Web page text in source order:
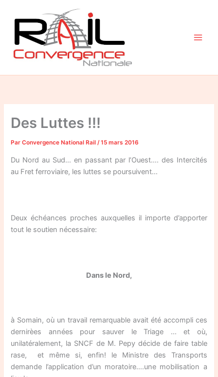
contenu
Des Luttes !!!
ParConvergence National Rail/15 mars 2016
Du Nord au Sud… en passant par l’Ouest…. des Intercités
au Fret ferroviaire, les luttes se poursuivent…
Deux échéances proches auxquelles il importe d’apporter
tout le soutien nécessaire:
Dans le Nord,
à Somain, où un travail remarquable avait été accompli ces
dernirèes années pour sauver le Triage … et où,
unilatéralement, la SNCF de M. Pepy décide de faire table
rase, et même si, enfin! le Ministre des Transports
demande l’application d’un moratoire….une mobilisation a